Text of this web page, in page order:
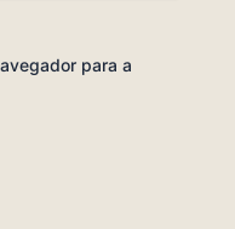
para a